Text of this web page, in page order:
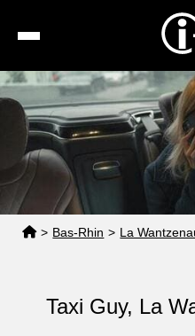
Taxis
> Bas-Rhin > La
Taxi Guy, La